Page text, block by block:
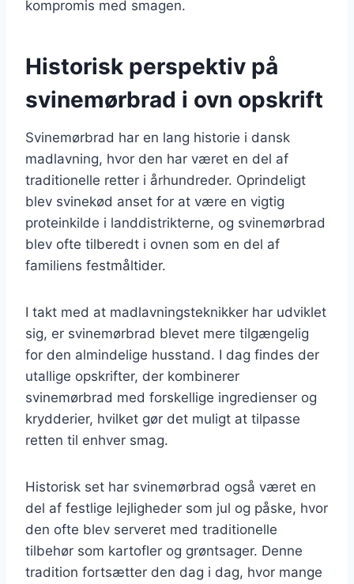
kompromis med smagen.
Historisk perspektiv på
svinemørbrad i ovn opskrift
Svinemørbrad har en lang historie i dansk
madlavning, hvor den har været en del af
traditionelle retter i århundreder. Oprindeligt
blev svinekød anset for at være en vigtig
proteinkilde i landdistrikterne, og svinemørbrad
blev ofte tilberedt i ovnen som en del af
familiens festmåltider.
I takt med at madlavningsteknikker har udviklet
sig, er svinemørbrad blevet mere tilgængelig
for den almindelige husstand. I dag findes der
utallige opskrifter, der kombinerer
svinemørbrad med forskellige ingredienser og
krydderier, hvilket gør det muligt at tilpasse
retten til enhver smag.
Historisk set har svinemørbrad også været en
del af festlige lejligheder som jul og påske, hvor
den ofte blev serveret med traditionelle
tilbehør som kartofler og grøntsager. Denne
tradition fortsætter den dag i dag, hvor mange